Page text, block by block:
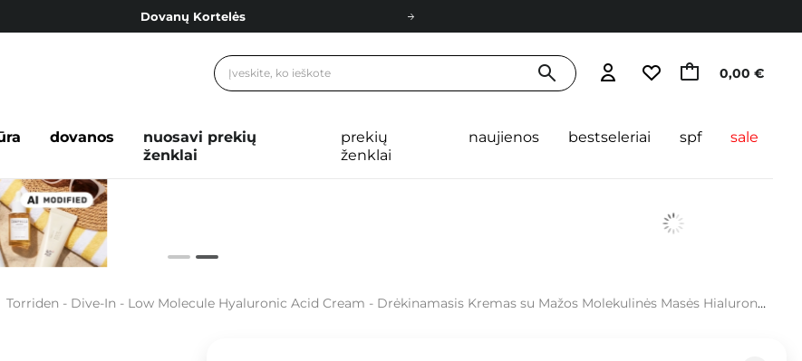
Dovanų Kortelės
Nemokamas pristatymas nuo 40,00 € 0,00 €
dovanos
nuosavi prekių
ženklai
prekių
ženklai
naujienos bestseleriai spf sale
Torriden - Dive-In - Low Molecule Hyaluronic Acid Cream - Drėkinamasis Kremas su Mažos Molekulinės Masės Hialurono Rūgštimi ir Keramidais - 80ml